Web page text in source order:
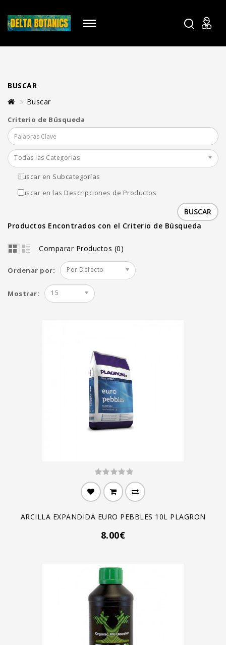
BUSCAR
Buscar
Criterio de Búsqueda
Todas las Categorías
Buscar en Subcategorías
Buscar en las Descripciones de Productos
Productos Encontrados con el Criterio de Búsqueda
Comparar Productos (0)
Ordenar por: Por Defecto
Mostrar: 15
ARCILLA EXPANDIDA EURO PEBBLES 10L PLAGRON
8.00€